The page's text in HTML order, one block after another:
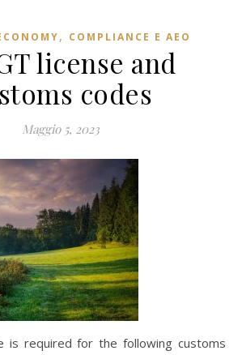
, COMPLIANCE E AEO
license and
codes
Maggio 5, 2023
is required for the following customs